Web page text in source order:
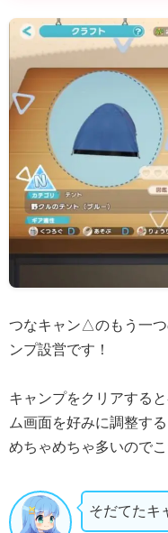
つなキャン△のもう一
ンプ設営です！
キャンプをクリアする
ム画面を好みに調整す
めちゃめちゃ多いので
そだてたキ